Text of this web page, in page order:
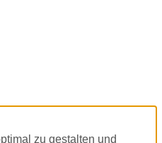
zu gestalten und